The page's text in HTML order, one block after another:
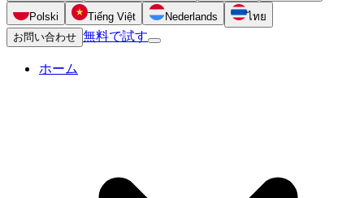
Polski
Tiếng Việt Nederlands
ไทย
お問い合わせ 無料で試す
ホーム